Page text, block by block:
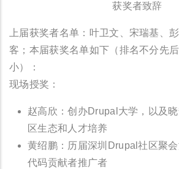
获奖者致辞
上届获奖者名单：叶卫文、宋瑞基、
客；本届获奖名单如下（排名不分先
小）：
现场授奖：
赵高欣：创办Drupal大学，以及
区生态和人才培养
黄绍鹏：历届深圳Drupal社区聚会
代码贡献者推广者